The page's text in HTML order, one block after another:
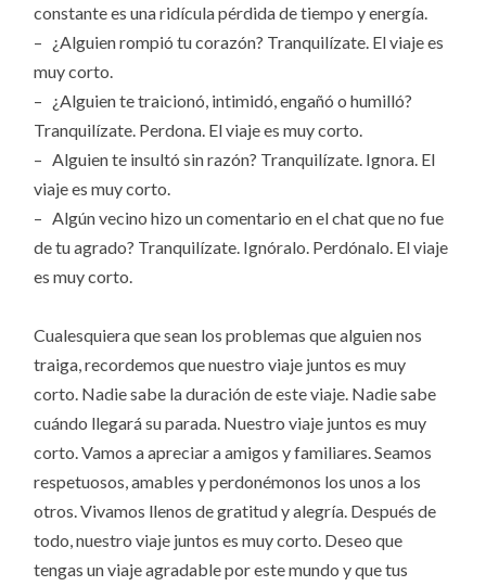
constante es una ridícula pérdida de tiempo y energía.
– ¿Alguien rompió tu corazón? Tranquilízate. El viaje es
muy corto.
– ¿Alguien te traicionó, intimidó, engañó o humilló?
Tranquilízate. Perdona. El viaje es muy corto.
– Alguien te insultó sin razón? Tranquilízate. Ignora. El
viaje es muy corto.
– Algún vecino hizo un comentario en el chat que no fue
de tu agrado? Tranquilízate. Ignóralo. Perdónalo. El viaje
es muy corto.
Cualesquiera que sean los problemas que alguien nos
traiga, recordemos que nuestro viaje juntos es muy
corto. Nadie sabe la duración de este viaje. Nadie sabe
cuándo llegará su parada. Nuestro viaje juntos es muy
corto.Vamos a apreciar a amigos y familiares. Seamos
respetuosos, amables y perdonémonos los unos a los
otros. Vivamos llenos de gratitud y alegría. Después de
todo, nuestro viaje juntos es muy corto. Deseo que
tengas un viaje agradable por este mundo y que tus